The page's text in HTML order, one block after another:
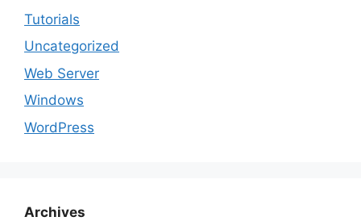
Tutorials
Uncategorized
Web Server
Windows
WordPress
Archives